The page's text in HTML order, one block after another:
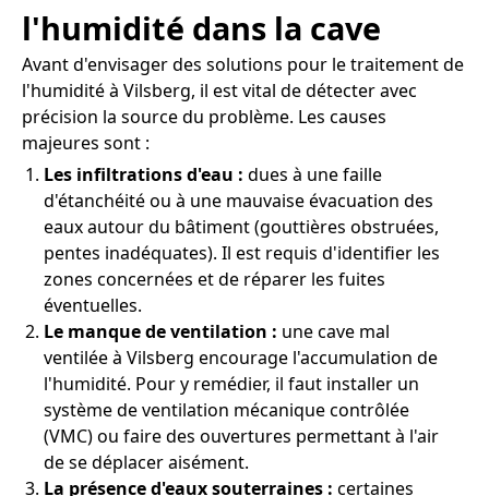
l'humidité dans la cave
Avant d'envisager des solutions pour le traitement de
l'humidité à Vilsberg, il est vital de détecter avec
précision la source du problème. Les causes
majeures sont :
Les infiltrations d'eau : dues à une faille
d'étanchéité ou à une mauvaise évacuation des
eaux autour du bâtiment (gouttières obstruées,
pentes inadéquates). Il est requis d'identifier les
zones concernées et de réparer les fuites
éventuelles.
Le manque de ventilation : une cave mal
ventilée à Vilsberg encourage l'accumulation de
l'humidité. Pour y remédier, il faut installer un
système de ventilation mécanique contrôlée
(VMC) ou faire des ouvertures permettant à l'air
de se déplacer aisément.
La présence d'eaux souterraines : certaines